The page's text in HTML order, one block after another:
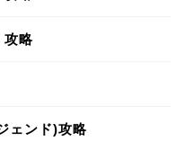
略
ェンド)攻略